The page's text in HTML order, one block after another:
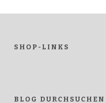
SHOP-LINKS
BLOG DURCHSUCHEN